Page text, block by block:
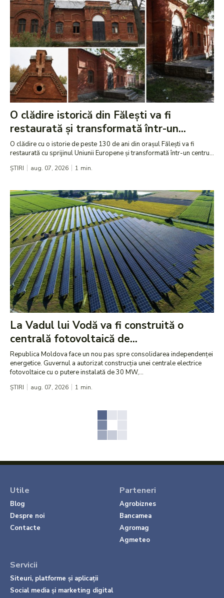
O clădire istorică din Fălești va fi
restaurată și transformată într-un...
O clădire cu o istorie de peste 130 de ani din orașul Fălești va fi
restaurată cu sprijinul Uniunii Europene și transformată într-un centru...
ȘTIRI aug. 07, 2026 1 min.
La Vadul lui Vodă va fi construită o
centrală fotovoltaică de...
Republica Moldova face un nou pas spre consolidarea independenței
energetice. Guvernul a autorizat construcția unei centrale electrice
fotovoltaice cu o putere instalată de 30 MW,...
ȘTIRI aug. 07, 2026 1 min.
Utile
Blog
Despre noi
Contacte
Parteneri
Agrobiznes
Bancamea
Agromag
Agmeteo
Servicii
Siteuri, platforme și aplicații
Social media și marketing digital